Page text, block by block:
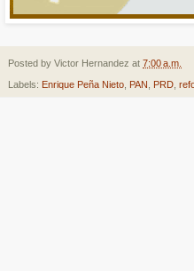
Posted by Victor Hernandez at 7:00 a.m.
Labels: Enrique Peña Nieto PAN PRD